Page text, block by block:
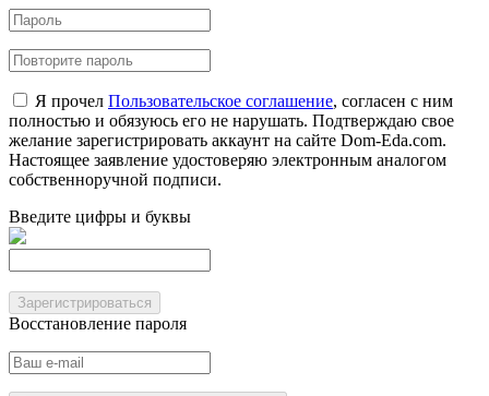
Я прочел Пользовательское соглашение, согласен с ним
полностью и обязуюсь его не нарушать. Подтверждаю свое
желание зарегистрировать аккаунт на сайте Dom-Eda.com.
Настоящее заявление удостоверяю электронным аналогом
собственноручной подписи.
Введите цифры и буквы
Зарегистрироваться
Восстановление пароля